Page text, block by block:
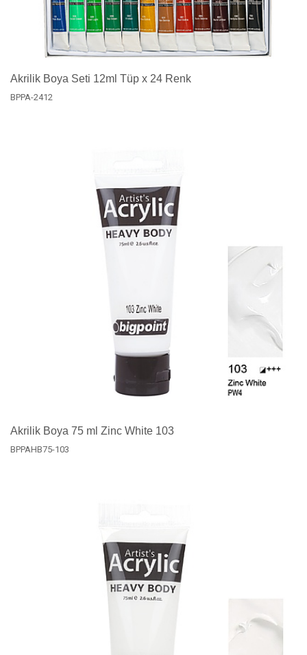
Akrilik Boya Seti 12ml Tüp x 24 Renk
BPPA-2412
Akrilik Boya 75 ml Zinc White 103
BPPAHB75-103